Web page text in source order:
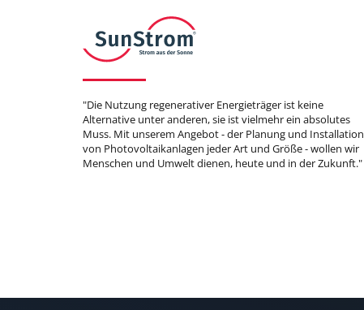
"Die Nutzung regenerativer Energieträger ist keine
Alternative unter anderen, sie ist vielmehr ein absolutes
Muss. Mit unserem Angebot - der Planung und Installation
von Photovoltaikanlagen jeder Art und Größe - wollen wir
Menschen und Umwelt dienen, heute und in der Zukunft."